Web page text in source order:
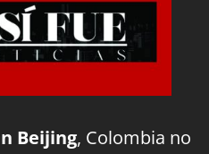
Beijing, Colombia no